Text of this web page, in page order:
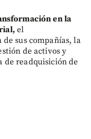
en la
el
sus compañías, la
de activos y
de readquisición de